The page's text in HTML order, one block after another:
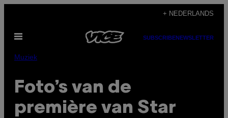
de
inhoud
+ NEDERLANDS
Open
SUBSCRIBENEWSLETTER
Muziek
Foto’s van de
première van Star